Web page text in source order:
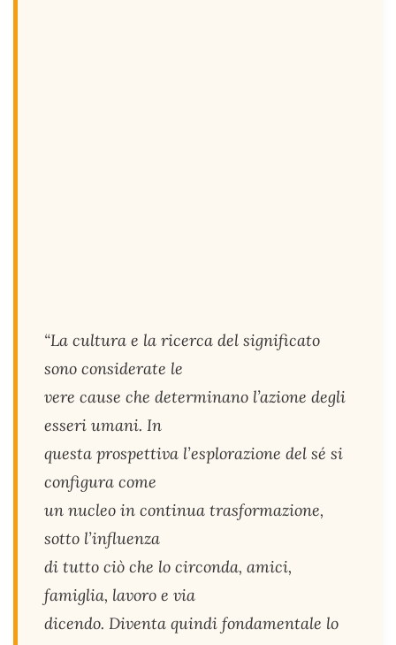
“La cultura e la ricerca del significato
sono considerate le
vere cause che determinano l’azione degli
esseri umani. In
questa prospettiva l’esplorazione del sé si
configura come
un nucleo in continua trasformazione,
sotto l’influenza
di tutto ciò che lo circonda, amici,
famiglia, lavoro e via
dicendo. Diventa quindi fondamentale lo